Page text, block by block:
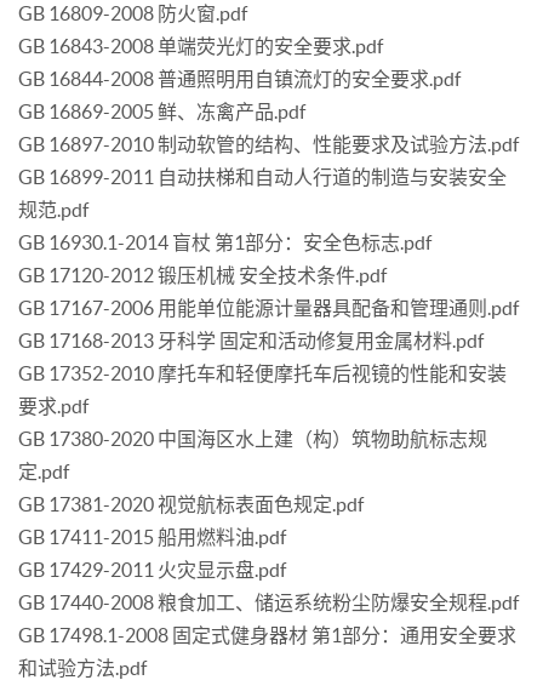
GB 16809-2008 防火窗.pdf
GB 16843-2008 单端荧光灯的安全要求.pdf
GB 16844-2008 普通照明用自镇流灯的安全要求.pdf
GB 16869-2005 鲜、冻禽产品.pdf
GB 16897-2010 制动软管的结构、性能要求及试验方法.pdf
GB 16899-2011 自动扶梯和自动人行道的制造与安装安全
规范.pdf
GB 16930.1-2014 盲杖 第1部分：安全色标志.pdf
GB 17120-2012 锻压机械 安全技术条件.pdf
GB 17167-2006 用能单位能源计量器具配备和管理通则.pdf
GB 17168-2013 牙科学 固定和活动修复用金属材料.pdf
GB 17352-2010 摩托车和轻便摩托车后视镜的性能和安装
要求.pdf
GB 17380-2020 中国海区水上建（构）筑物助航标志规
定.pdf
GB 17381-2020 视觉航标表面色规定.pdf
GB 17411-2015 船用燃料油.pdf
GB 17429-2011 火灾显示盘.pdf
GB 17440-2008 粮食加工、储运系统粉尘防爆安全规程.pdf
GB 17498.1-2008 固定式健身器材 第1部分：通用安全要求
和试验方法.pdf